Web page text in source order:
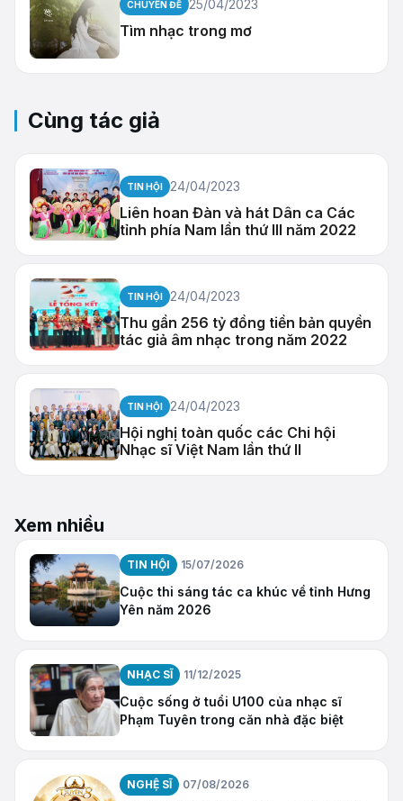
CHUYÊN ĐỀ 25/04/2023
Tìm nhạc trong mơ
Cùng tác giả
TIN HỘI 24/04/2023
Liên hoan Đàn và hát Dân ca Các
tỉnh phía Nam lần thứ III năm 2022
TIN HỘI 24/04/2023
Thu gần 256 tỷ đồng tiền bản quyền
tác giả âm nhạc trong năm 2022
TIN HỘI 24/04/2023
Hội nghị toàn quốc các Chi hội
Nhạc sĩ Việt Nam lần thứ II
Xem nhiều
TIN HỘI 15/07/2026
Cuộc thi sáng tác ca khúc về tỉnh Hưng
Yên năm 2026
NHẠC SĨ 11/12/2025
Cuộc sống ở tuổi U100 của nhạc sĩ
Phạm Tuyên trong căn nhà đặc biệt
NGHỆ SĨ 07/08/2026